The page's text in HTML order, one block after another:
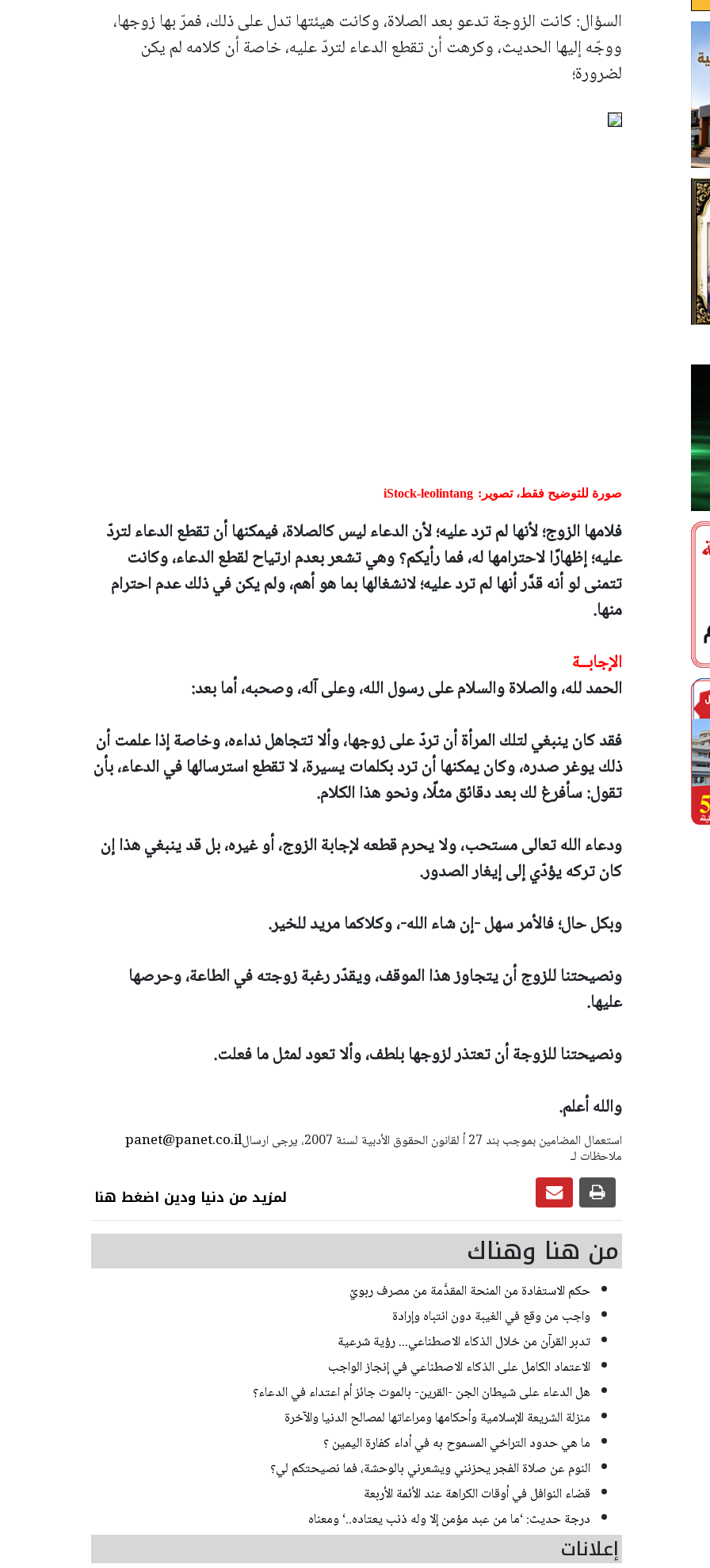
السؤال: كانت الزوجة تدعو بعد الصلاة، وكانت هيئتها تدل على ذلك، فمرّ بها زوجها،
ووجّه إليها الحديث، وكرهت أن تقطع الدعاء لتردّ عليه، خاصة أن كلامه لم يكن
لضرورة؛
صورة للتوضيح فقط، تصوير: iStock-leolintang
فلامها الزوج؛ لأنها لم ترد عليه؛ لأن الدعاء ليس كالصلاة، فيمكنها أن تقطع الدعاء لتردّ
عليه؛ إظهارًا لاحترامها له، فما رأيكم؟ وهي تشعر بعدم ارتياح لقطع الدعاء، وكانت
تتمنى لو أنه قدَّر أنها لم ترد عليه؛ لانشغالها بما هو أهم، ولم يكن في ذلك عدم احترام
منها.
الإجابــة
الحمد لله، والصلاة والسلام على رسول الله، وعلى آله، وصحبه، أما بعد:
فقد كان ينبغي لتلك المرأة أن تردّ على زوجها، وألا تتجاهل نداءه، وخاصة إذا علمت أن
ذلك يوغر صدره، وكان يمكنها أن ترد بكلمات يسيرة، لا تقطع استرسالها في الدعاء، بأن
تقول: سأفرغ لك بعد دقائق مثلًا، ونحو هذا الكلام.
ودعاء الله تعالى مستحب، ولا يحرم قطعه لإجابة الزوج، أو غيره، بل قد ينبغي هذا إن
كان تركه يؤدّي إلى إيغار الصدور.
وبكل حال؛ فالأمر سهل -إن شاء الله-، وكلاكما مريد للخير.
ونصيحتنا للزوج أن يتجاوز هذا الموقف، ويقدّر رغبة زوجته في الطاعة، وحرصها
عليها.
ونصيحتنا للزوجة أن تعتذر لزوجها بلطف، وألا تعود لمثل ما فعلت.
والله أعلم.
panet@panet.co.ilاستعمال المضامين بموجب بند 27 أ لقانون الحقوق الأدبية لسنة 2007، يرجى ارسال
ملاحظات لـ
لمزيد من دنيا ودين اضغط هنا
من هنا وهناك
حكم الاستفادة من المنحة المقدَّمة من مصرف ربويّ
واجب من وقع في الغيبة دون انتباه وإرادة
تدبر القرآن من خلال الذكاء الاصطناعي... رؤية شرعية
الاعتماد الكامل على الذكاء الاصطناعي في إنجاز الواجب
هل الدعاء على شيطان الجن -القرين- بالموت جائز أم اعتداء في الدعاء؟
منزلة الشريعة الإسلامية وأحكامها ومراعاتها لمصالح الدنيا والآخرة
ما هي حدود التراخي المسموح به في أداء كفارة اليمين ؟
النوم عن صلاة الفجر يحزنني ويشعرني بالوحشة، فما نصيحتكم لي؟
قضاء النوافل في أوقات الكراهة عند الأئمة الأربعة
درجة حديث: ‘ما من عبد مؤمن إلا وله ذنب يعتاده..‘ ومعناه
إعلانات